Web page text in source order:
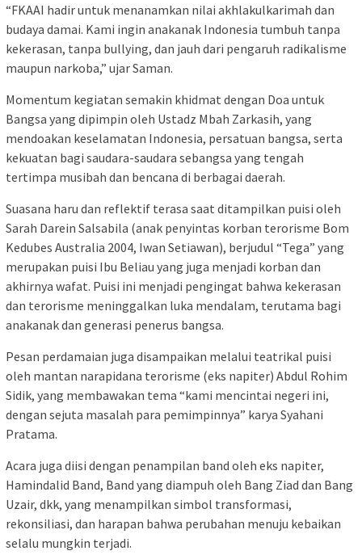
“FKAAI hadir untuk menanamkan nilai akhlakulkarimah dan
budaya damai. Kami ingin anakanak Indonesia tumbuh tanpa
kekerasan, tanpa bullying, dan jauh dari pengaruh radikalisme
maupun narkoba,” ujar Saman.
Momentum kegiatan semakin khidmat dengan Doa untuk
Bangsa yang dipimpin oleh Ustadz Mbah Zarkasih, yang
mendoakan keselamatan Indonesia, persatuan bangsa, serta
kekuatan bagi saudara-saudara sebangsa yang tengah
tertimpa musibah dan bencana di berbagai daerah.
Suasana haru dan reflektif terasa saat ditampilkan puisi oleh
Sarah Darein Salsabila (anak penyintas korban terorisme Bom
Kedubes Australia 2004, Iwan Setiawan), berjudul “Tega” yang
merupakan puisi Ibu Beliau yang juga menjadi korban dan
akhirnya wafat. Puisi ini menjadi pengingat bahwa kekerasan
dan terorisme meninggalkan luka mendalam, terutama bagi
anakanak dan generasi penerus bangsa.
Pesan perdamaian juga disampaikan melalui teatrikal puisi
oleh mantan narapidana terorisme (eks napiter) Abdul Rohim
Sidik, yang membawakan tema “kami mencintai negeri ini,
dengan sejuta masalah para pemimpinnya” karya Syahani
Pratama.
Acara juga diisi dengan penampilan band oleh eks napiter,
Hamindalid Band, Band yang diampuh oleh Bang Ziad dan Bang
Uzair, dkk, yang menampilkan simbol transformasi,
rekonsiliasi, dan harapan bahwa perubahan menuju kebaikan
selalu mungkin terjadi.